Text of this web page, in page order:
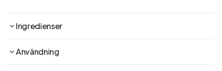
Ingredienser
Användning